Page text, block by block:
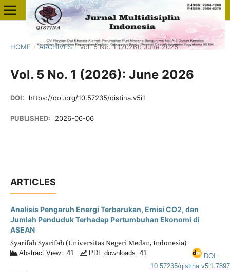
HOME / ARCHIVES / Vol. 5 No. 1 (2026): June 2026
Vol. 5 No. 1 (2026): June 2026
DOI: https://doi.org/10.57235/qistina.v5i1
PUBLISHED: 2026-06-06
ARTICLES
Analisis Pengaruh Energi Terbarukan, Emisi CO2, dan
Jumlah Penduduk Terhadap Pertumbuhan Ekonomi di
ASEAN
Syarifah Syarifah (Universitas Negeri Medan, Indonesia)
Abstract View : 41 PDF downloads: 41
DOI :
10.57235/qistina.v5i1.7897